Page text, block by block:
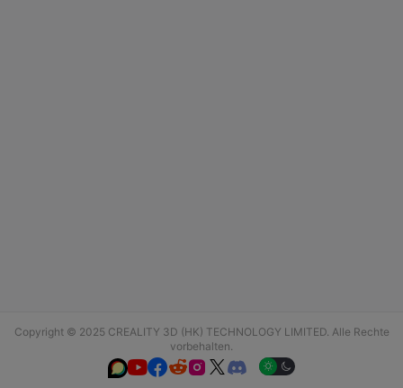
Copyright © 2025 CREALITY 3D (HK) TECHNOLOGY LIMITED. Alle Rechte
vorbehalten.
  